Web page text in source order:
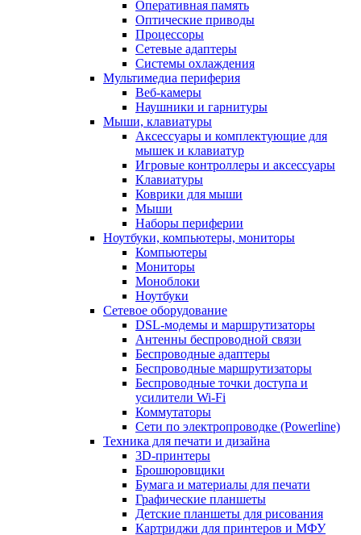
Оперативная память
Оптические приводы
Процессоры
Сетевые адаптеры
Системы охлаждения
Мультимедиа периферия
Веб-камеры
Наушники и гарнитуры
Мыши, клавиатуры
Аксессуары и комплектующие для
мышек и клавиатур
Игровые контроллеры и аксессуары
Клавиатуры
Коврики для мыши
Мыши
Наборы периферии
Ноутбуки, компьютеры, мониторы
Компьютеры
Мониторы
Моноблоки
Ноутбуки
Сетевое оборудование
DSL-модемы и маршрутизаторы
Антенны беспроводной связи
Беспроводные адаптеры
Беспроводные маршрутизаторы
Беспроводные точки доступа и
усилители Wi-Fi
Коммутаторы
Сети по электропроводке (Powerline)
Техника для печати и дизайна
3D-принтеры
Брошюровщики
Бумага и материалы для печати
Графические планшеты
Детские планшеты для рисования
Картриджи для принтеров и МФУ